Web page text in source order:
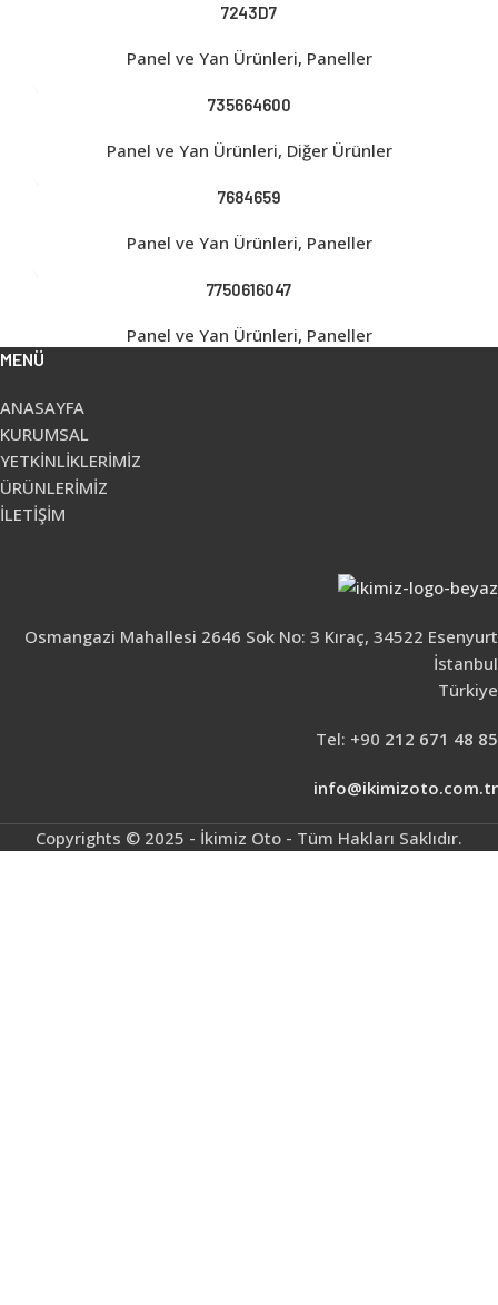
7243D7
Panel ve Yan Ürünleri, Paneller
735664600
Panel ve Yan Ürünleri, Diğer Ürünler
7684659
Panel ve Yan Ürünleri, Paneller
7750616047
Panel ve Yan Ürünleri, Paneller
MENÜ
ANASAYFA
KURUMSAL
YETKİNLİKLERİMİZ
ÜRÜNLERİMİZ
İLETİŞİM
Osmangazi Mahallesi 2646 Sok No: 3 Kıraç, 34522 Esenyurt
İstanbul
Türkiye
Tel: +90 212 671 48 85
info@ikimizoto.com.tr
Copyrights © 2025 - İkimiz Oto - Tüm Hakları Saklıdır.